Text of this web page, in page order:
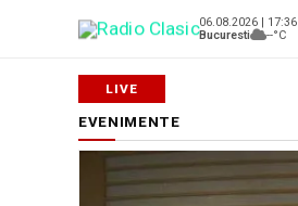
06.08.2026 | 17:36
Bucuresti
--°C
EVENIMENTE